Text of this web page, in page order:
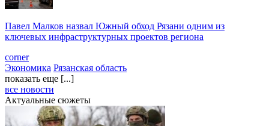
Павел Малков назвал Южный обход Рязани одним из
ключевых инфраструктурных проектов региона
corner
Экономика Рязанская область
показать еще [...]
все новости
Актуальные сюжеты